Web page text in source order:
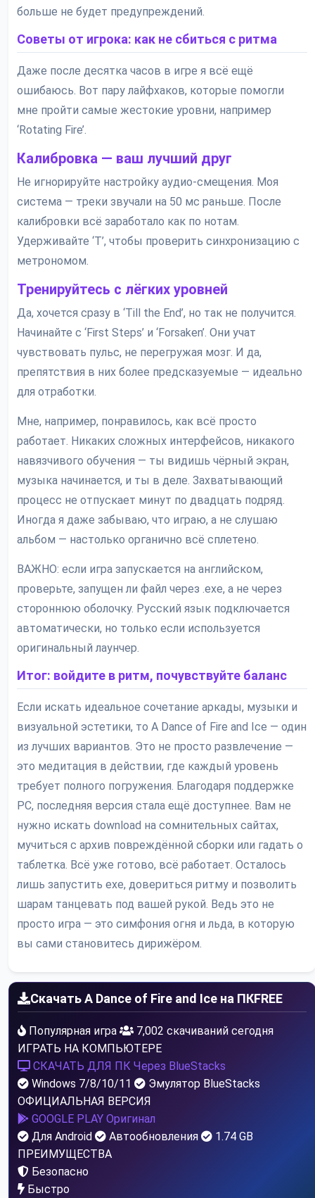
больше не будет предупреждений.
Советы от игрока: как не сбиться с ритма
Даже после десятка часов в игре я всё ещё
ошибаюсь. Вот пару лайфхаков, которые помогли
мне пройти самые жестокие уровни, например
‘Rotating Fire’.
Калибровка — ваш лучший друг
Не игнорируйте настройку аудио-смещения. Моя
система — треки звучали на 50 мс раньше. После
калибровки всё заработало как по нотам.
Удерживайте ‘T’, чтобы проверить синхронизацию с
метрономом.
Тренируйтесь с лёгких уровней
Да, хочется сразу в ‘Till the End’, но так не получится.
Начинайте с ‘First Steps’ и ‘Forsaken’. Они учат
чувствовать пульс, не перегружая мозг. И да,
препятствия в них более предсказуемые — идеально
для отработки.
Мне, например, понравилось, как всё просто
работает. Никаких сложных интерфейсов, никакого
навязчивого обучения — ты видишь чёрный экран,
музыка начинается, и ты в деле. Захватывающий
процесс не отпускает минут по двадцать подряд.
Иногда я даже забываю, что играю, а не слушаю
альбом — настолько органично всё сплетено.
ВАЖНО: если игра запускается на английском,
проверьте, запущен ли файл через .exe, а не через
стороннюю оболочку. Русский язык подключается
автоматически, но только если используется
оригинальный лаунчер.
Итог: войдите в ритм, почувствуйте баланс
Если искать идеальное сочетание аркады, музыки и
визуальной эстетики, то A Dance of Fire and Ice — один
из лучших вариантов. Это не просто развлечение —
это медитация в действии, где каждый уровень
требует полного погружения. Благодаря поддержке
PC, последняя версия стала ещё доступнее. Вам не
нужно искать download на сомнительных сайтах,
мучиться с архив повреждённой сборки или гадать о
таблетка. Всё уже готово, всё работает. Осталось
лишь запустить exe, довериться ритму и позволить
шарам танцевать под вашей рукой. Ведь это не
просто игра — это симфония огня и льда, в которую
вы сами становитесь дирижёром.
Скачать A Dance of Fire and Ice на ПКFREE
Популярная игра
7,002 скачиваний сегодня
ИГРАТЬ НА КОМПЬЮТЕРЕ
СКАЧАТЬ ДЛЯ ПК Через BlueStacks
Windows 7/8/10/11
Эмулятор BlueStacks
ОФИЦИАЛЬНАЯ ВЕРСИЯ
GOOGLE PLAY Оригинал
Для Android
Автообновления
1.74 GB
ПРЕИМУЩЕСТВА
Безопасно
Быстро